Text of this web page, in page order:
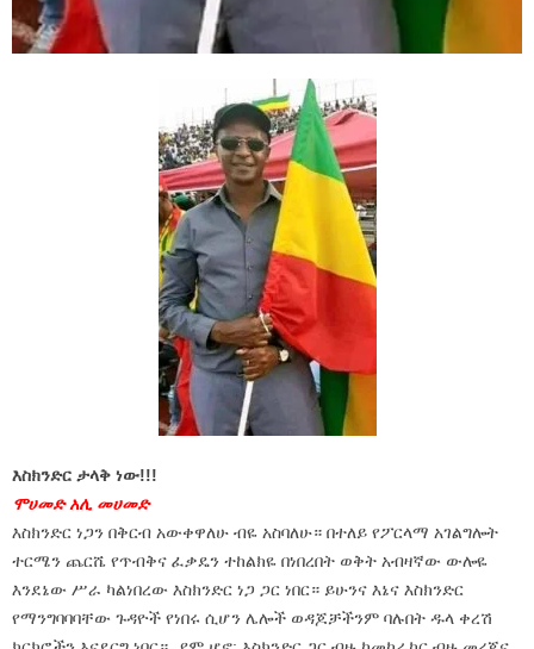
እስክንድር ታላቅ ነው!!!
ሞሀመድ አሊ መሀመድ
እስክንድር ነጋን በቅርብ አውቀዋለሁ ብዬ አስባለሁ። በተለይ የፖርላማ አገልግሎት
ተርሜን ጨርሼ የጥብቅና ፈቃዴን ተከልክዬ በነበረበት ወቅት አብዛኛው ውሎዬ
እንደኔው ሥራ ካልነበረው እስክንድር ነጋ ጋር ነበር። ይሁንና እኔና እስክንድር
የማንግባባባቸው ጉዳዮች የነበሩ ሲሆን ሌሎች ወዳጆቻችንም ባሉበት ዱላ ቀረሽ